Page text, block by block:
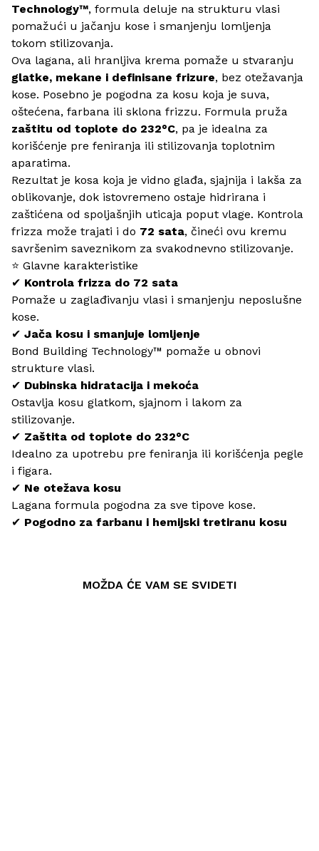
Technology™, formula deluje na strukturu vlasi
pomažući u jačanju kose i smanjenju lomljenja
tokom stilizovanja.
Ova lagana, ali hranljiva krema pomaže u stvaranju
glatke, mekane i definisane frizure, bez otežavanja
kose. Posebno je pogodna za kosu koja je suva,
oštećena, farbana ili sklona frizzu. Formula pruža
zaštitu od toplote do 232°C, pa je idealna za
korišćenje pre feniranja ili stilizovanja toplotnim
aparatima.
Rezultat je kosa koja je vidno glađa, sjajnija i lakša za
oblikovanje, dok istovremeno ostaje hidrirana i
zaštićena od spoljašnjih uticaja poput vlage. Kontrola
frizza može trajati i do 72 sata, čineći ovu kremu
savršenim saveznikom za svakodnevno stilizovanje.
⭐ Glavne karakteristike
✔ Kontrola frizza do 72 sata
Pomaže u zaglađivanju vlasi i smanjenju neposlušne
kose.
✔ Jača kosu i smanjuje lomljenje
Bond Building Technology™ pomaže u obnovi
strukture vlasi.
✔ Dubinska hidratacija i mekoća
Ostavlja kosu glatkom, sjajnom i lakom za
stilizovanje.
✔ Zaštita od toplote do 232°C
Idealno za upotrebu pre feniranja ili korišćenja pegle
i figara.
✔ Ne otežava kosu
Lagana formula pogodna za sve tipove kose.
✔ Pogodno za farbanu i hemijski tretiranu kosu
MOŽDA ĆE VAM SE SVIDETI